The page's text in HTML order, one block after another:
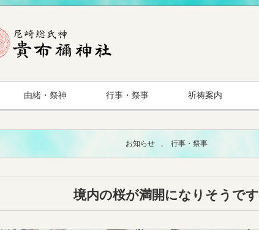
由緒・祭神 行事・祭事 祈祷案内
お知らせ , 行事・祭事
境内の桜が満開になりそうです